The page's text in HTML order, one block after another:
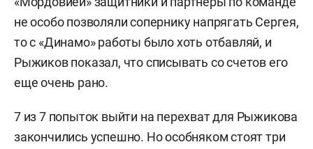
не особо позволяли сопернику напрягать Сергея,
то с «Динамо» работы было хоть отбавляй, и
Рыжиков показал, что списывать со счетов его
еще очень рано.
7 из 7 попыток выйти на перехват для Рыжикова
закончились успешно. Но особняком стоят три